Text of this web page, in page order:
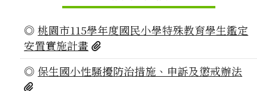
◎ 桃園市115學年度國民小學特殊教育學生鑑定
安置實施計畫
桃園市115學年度國民小學特殊教
◎ 保生國小性騷擾防治措施、申訴及懲戒辦法
保生國小性騷擾防治措施、申訴及懲戒辦法.pdf